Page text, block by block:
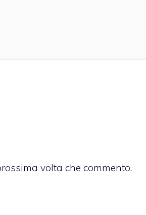
volta che commento.